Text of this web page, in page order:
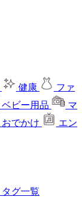
健康
ファ
ベビー用品
マ
おでかけ
エン
タグ一覧